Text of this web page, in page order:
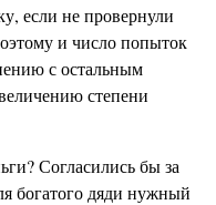
если не провернули
и число попыток
с остальным
степени
Согласились бы за
богатого дяди нужный